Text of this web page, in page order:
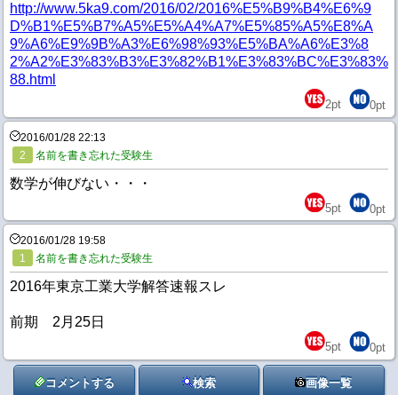
http://www.5ka9.com/2016/02/2016%E5%B9%B4%E6%9
D%B1%E5%B7%A5%E5%A4%A7%E5%85%A5%E8%A
9%A6%E9%9B%A3%E6%98%93%E5%BA%A6%E3%8
2%A2%E3%83%B3%E3%82%B1%E3%83%BC%E3%83%
88.html
2pt 0pt
2016/01/28 22:13
2
名前を書き忘れた受験生
数学が伸びない・・・
5pt 0pt
2016/01/28 19:58
1
名前を書き忘れた受験生
2016年東京工業大学解答速報スレ
前期 2月25日
5pt 0pt
コメントする 検索 画像一覧